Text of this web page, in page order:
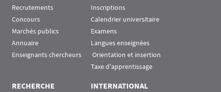
Recrutements
Concours
Marchés publics
Annuaire
Enseignants chercheurs
Inscriptions
Calendrier universitaire
Examens
Langues enseignées
Orientation et insertion
Taxe d'apprentissage
RECHERCHE INTERNATIONAL